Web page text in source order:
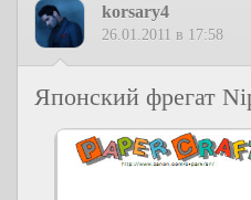
korsary4
26.01.2011 в 17:58
Японский фрегат